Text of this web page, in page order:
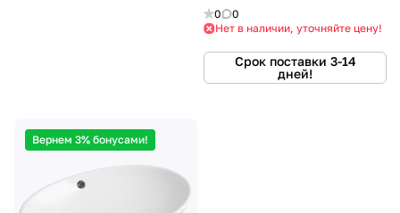
дюропласт- мироклифт
ультра -тонкая
0
0
Нет в наличии, уточняйте цену!
Срок поставки 3-14
дней!
Вернем 3% бонусами!